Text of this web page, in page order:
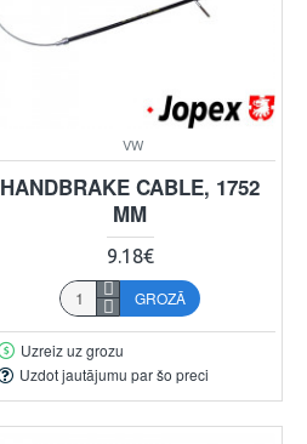
VW
HANDBRAKE CABLE, 1752
MM
9.18€
GROZĀ
Uzreiz uz grozu
Uzdot jautājumu par šo preci